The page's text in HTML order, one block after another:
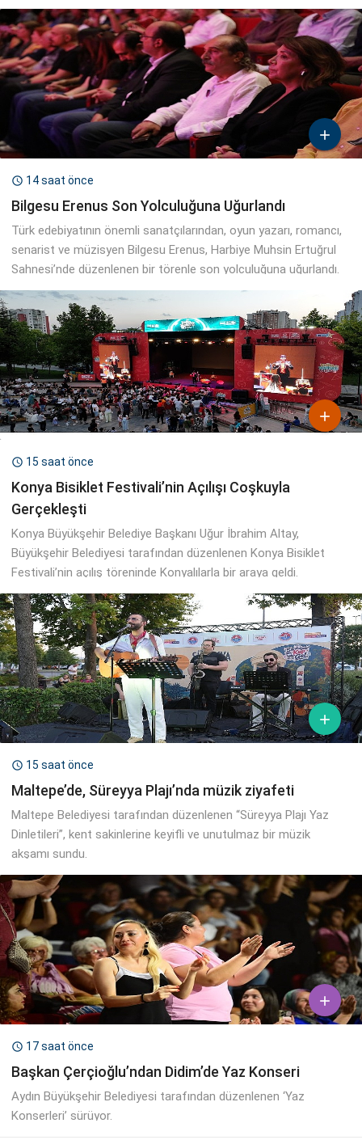

 14 saat önce
Bilgesu Erenus Son Yolculuğuna Uğurlandı
Türk edebiyatının önemli sanatçılarından, oyun yazarı, romancı,
senarist ve müzisyen Bilgesu Erenus, Harbiye Muhsin Ertuğrul
Sahnesi’nde düzenlenen bir törenle son yolculuğuna uğurlandı.

 15 saat önce
Konya Bisiklet Festivali’nin Açılışı Coşkuyla
Gerçekleşti
Konya Büyükşehir Belediye Başkanı Uğur İbrahim Altay,
Büyükşehir Belediyesi tarafından düzenlenen Konya Bisiklet
Festivali’nin açılış töreninde Konyalılarla bir araya geldi.

 15 saat önce
Maltepe’de, Süreyya Plajı’nda müzik ziyafeti
Maltepe Belediyesi tarafından düzenlenen “Süreyya Plajı Yaz
Dinletileri”, kent sakinlerine keyifli ve unutulmaz bir müzik
akşamı sundu.

 17 saat önce
Başkan Çerçioğlu’ndan Didim’de Yaz Konseri
Aydın Büyükşehir Belediyesi tarafından düzenlenen ‘Yaz
Konserleri’ sürüyor.